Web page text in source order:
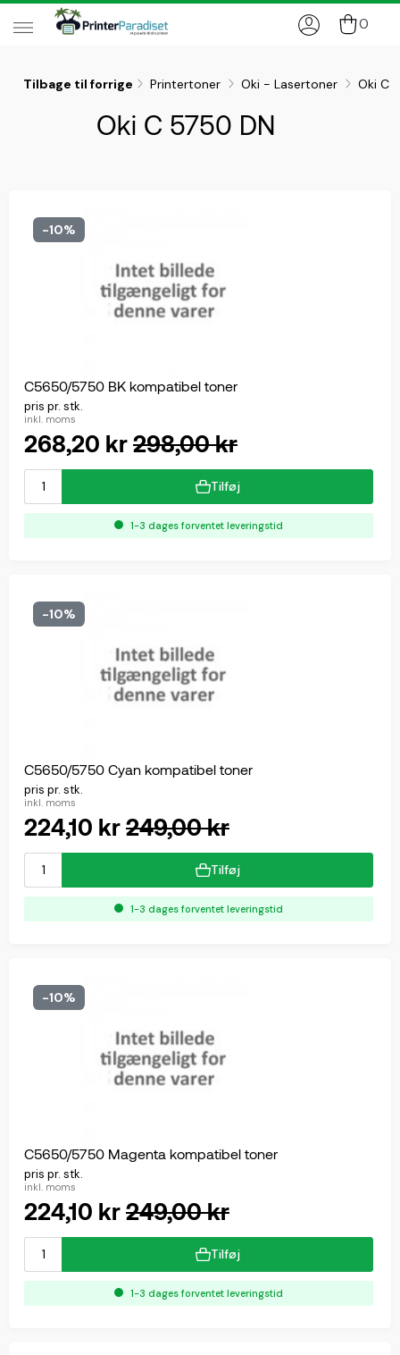
0
Tilbage til forrige Printertoner Oki - Lasertoner Oki C
Oki C 5750 DN
-10%
C5650/5750 BK kompatibel toner
pris pr. stk.
inkl. moms
268,20 kr298,00 kr
Tilføj
1-3 dages forventet leveringstid
-10%
C5650/5750 Cyan kompatibel toner
pris pr. stk.
inkl. moms
224,10 kr249,00 kr
Tilføj
1-3 dages forventet leveringstid
-10%
C5650/5750 Magenta kompatibel toner
pris pr. stk.
inkl. moms
224,10 kr249,00 kr
Tilføj
1-3 dages forventet leveringstid